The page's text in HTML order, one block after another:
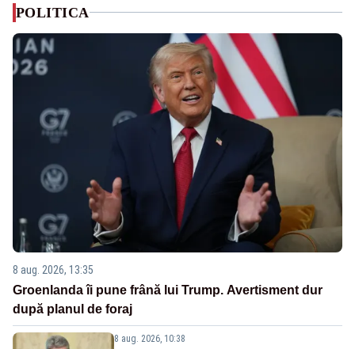
POLITICA
8 aug. 2026, 13:35
Groenlanda îi pune frână lui Trump. Avertisment dur
după planul de foraj
8 aug. 2026, 10:38